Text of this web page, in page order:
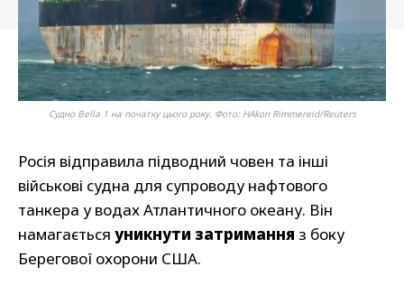
Судно Bella 1 на початку цього року. Фото: HAkon Rimmereid/Reuters
Росія відправила підводний човен та інші
військові судна для супроводу нафтового
танкера у водах Атлантичного океану. Він
намагається уникнути затримання з боку
Берегової охорони США.